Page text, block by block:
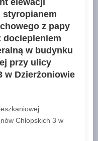
elewacji
styropianem
z papy
dociepleniem
w budynku
przy ulicy
w Dzierżoniowie
Chłopskich 3 w